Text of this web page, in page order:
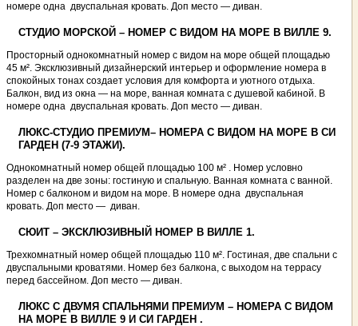
номере одна двуспальная кровать. Доп место — диван.
СТУДИО МОРСКОЙ – НОМЕР С ВИДОМ НА МОРЕ В ВИЛЛЕ 9.
Просторный однокомнатный номер с видом на море общей площадью
45 м². Эксклюзивный дизайнерский интерьер и оформление номера в
спокойных тонах создает условия для комфорта и уютного отдыха.
Балкон, вид из окна — на море, ванная комната с душевой кабиной. В
номере одна двуспальная кровать. Доп место — диван.
ЛЮКС-СТУДИО ПРЕМИУМ– НОМЕРА С ВИДОМ НА МОРЕ В СИ
ГАРДЕН (7-9 ЭТАЖИ).
Однокомнатный номер общей площадью 100 м² . Номер условно
разделен на две зоны: гостиную и спальную. Ванная комната с ванной.
Номер с балконом и видом на море. В номере одна двуспальная
кровать. Доп место — диван.
СЮИТ – ЭКСКЛЮЗИВНЫЙ НОМЕР В ВИЛЛЕ 1.
Трехкомнатный номер общей площадью 110 м². Гостиная, две спальни с
двуспальными кроватями. Номер без балкона, с выходом на террасу
перед бассейном. Доп место — диван.
ЛЮКС С ДВУМЯ СПАЛЬНЯМИ ПРЕМИУМ – НОМЕРА С ВИДОМ
НА МОРЕ В ВИЛЛЕ 9 И СИ ГАРДЕН .